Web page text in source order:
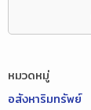
หมวดหมู่
อสังหาริมทรัพย์